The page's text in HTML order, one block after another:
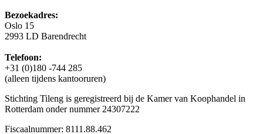
Bezoekadres:
Oslo 15
2993 LD Barendrecht
Telefoon:
+31 (0)180 -744 285
(alleen tijdens kantooruren)
Stichting Tileng is geregistreerd bij de Kamer van Koophandel in
Rotterdam onder nummer 24307222
Fiscaalnummer: 8111.88.462